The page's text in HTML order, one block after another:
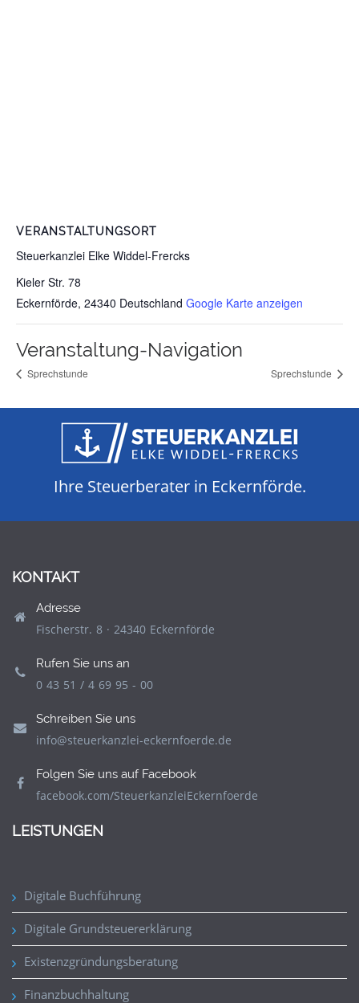
VERANSTALTUNGSORT
Steuerkanzlei Elke Widdel-Frercks
Kieler Str. 78
Eckernförde, 24340 Deutschland Google Karte anzeigen
Veranstaltung-Navigation
Sprechstunde Sprechstunde
Ihre Steuerberater in Eckernförde.
KONTAKT
Adresse
Fischerstr. 8 · 24340 Eckernförde
Rufen Sie uns an
0 43 51 / 4 69 95 - 00
Schreiben Sie uns
info@steuerkanzlei-eckernfoerde.de
Folgen Sie uns auf Facebook
facebook.com/SteuerkanzleiEckernfoerde
LEISTUNGEN
Digitale Buchführung
Digitale Grundsteuererklärung
Existenzgründungsberatung
Finanzbuchhaltung